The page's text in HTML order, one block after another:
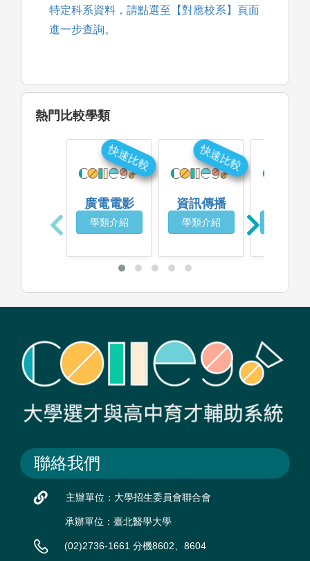
特定科系資料，請點選至【對應校系】頁面
進一步查詢。
熱門比較學類
廣電電影
學類介紹
快速比較
資訊傳播
學類介紹
快速比較
聯絡我們
主辦單位：大學招生委員會聯合會
承辦單位：臺北醫學大學
(02)2736-1661 分機8602、8604